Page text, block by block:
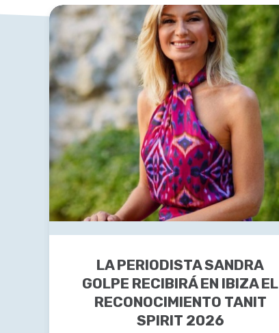
LA PERIODISTA SANDRA
GOLPE RECIBIRÁ EN IBIZA EL
RECONOCIMIENTO TANIT
SPIRIT 2026